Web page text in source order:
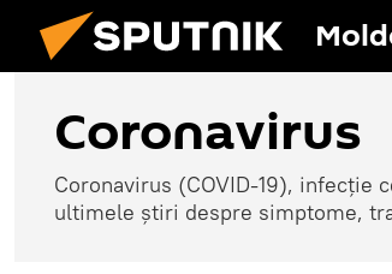
Coronavirus
Coronavirus (COVID-19), infecție
ultimele știri despre simptome,